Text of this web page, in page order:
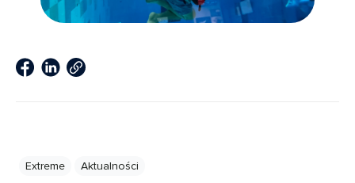
Extreme Aktualności